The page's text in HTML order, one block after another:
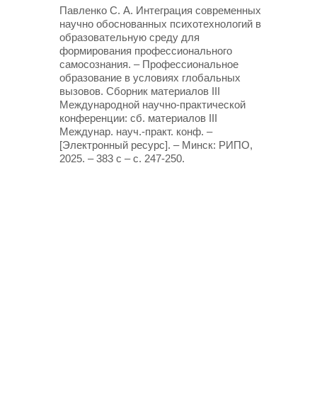
Павленко С. А. Интеграция современных
научно обоснованных психотехнологий в
образовательную среду для
формирования профессионального
самосознания. – Профессиональное
образование в условиях глобальных
вызовов. Сборник материалов III
Международной научно-практической
конференции: сб. материалов III
Междунар. науч.-практ. конф. –
[Электронный ресурс]. – Минск: РИПО,
2025. – 383 с – с. 247-250.